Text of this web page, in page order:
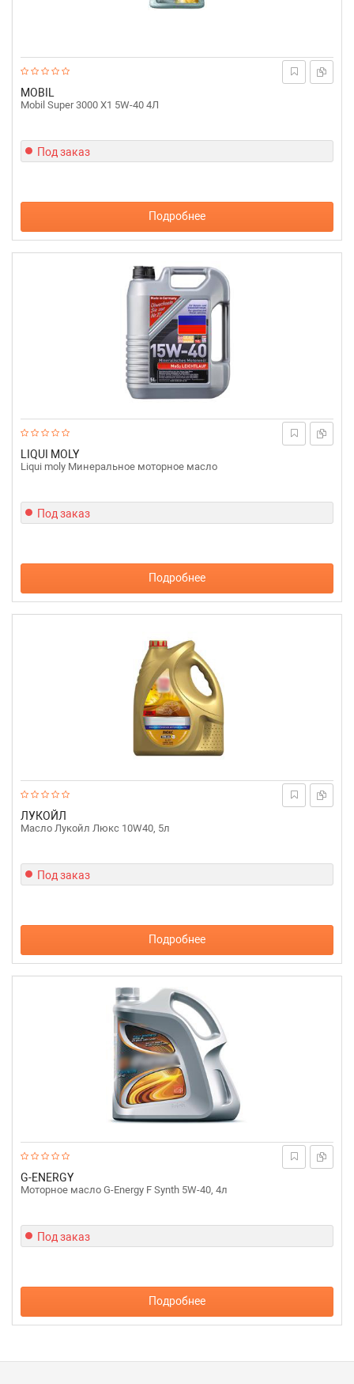
MOBIL
Mobil Super 3000 X1 5W-40 4Л
Под заказ
Подробнее
LIQUI MOLY
Liqui moly Минеральное моторное масло
Под заказ
Подробнее
ЛУКОЙЛ
Масло Лукойл Люкс 10W40, 5л
Под заказ
Подробнее
G-ENERGY
Моторное масло G-Energy F Synth 5W-40, 4л
Под заказ
Подробнее